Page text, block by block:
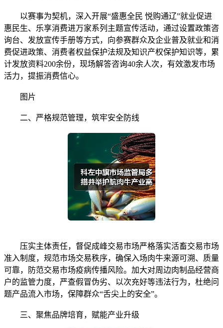
以赛事为契机，深入开展“盛惠全民 悦购通辽”就业促进
惠民生、乐享消费进万家系列主题宣传活动，通过设置政策咨
询台、发放宣传手册等方式，向参赛群众及企业普及就业和消
费促进政策、消费者权益保护法规及知识产权保护知识等，累
计发放资料200余份，现场解答咨询40余人次，有效激发市场
活力，提振消费信心。
图片
二、严格规范管理，筑牢安全防线
压实主体责任，督促成峰交易市场严格落实活畜交易市场
准入制度，规范市场交易秩序，确保入场肉牛来源可溯、质量
可靠，防范交易市场疫病传播风险。加大对周边肉制品经营商
户的监管力度，严查假冒伪劣、以次充好等违法行为，杜绝问
题产品流入市场，保障群众“舌尖上的安全”。
三、聚焦品牌培育，赋能产业升级